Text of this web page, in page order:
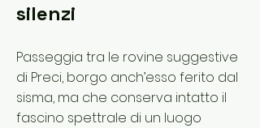
silenzi
Passeggia tra le rovine suggestive
di Preci, borgo anch’esso ferito dal
sisma, ma che conserva intatto il
fascino spettrale di un luogo